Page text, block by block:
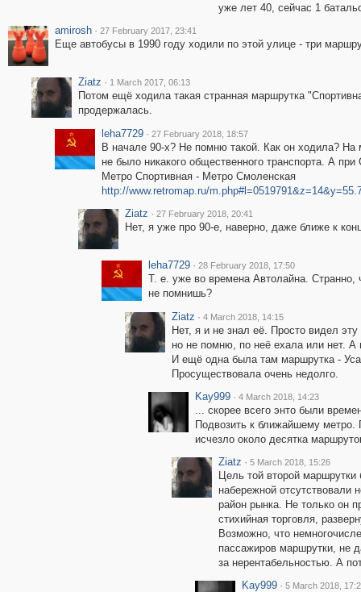
уже лет 40, сейчас 1
amirosh · 27 February 2017, 23:41
Еще автобусы в 1990 году ходили по этой улице - три
Ziatz · 1 March 2017, 06:13
Потом ещё ходила такая странная маршрутка
продержалась.
leha7729 · 27 February 2018, 18:57
В начале 90-х? Не помню такой. Как он ходила? На
не было никакого общественного транспорта. А
Метро Спортивная - Метро Смоленская
http://www.retromap.ru/
Ziatz · 27 February 2018, 20:41
Нет, я уже про 90-е, наверно, даже ближе к
leha7729 · 28 February 2018, 17:50
Т. е. уже во времена Автолайна.
не помнишь?
Ziatz · 4 March 2018, 14:15
Нет, я и не знал её. Просто видел
но не помню, по неё ехала или нет.
И ещё одна была там маршрутка -
Просуществовала очень недолго.
Kay999 · 4 March 2018, 14:23
... скорее всего энто были
Подвозить к ближайшему метро.
исчезло около десятка
Ziatz · 5 March 2018, 15:26
Цель той второй маршрутки
набережной отсутствовали
район рынка. Не только он
стихийная торговля,
Возможно, что
пассажиров маршрутки, не
за нерентабельностью. А
Kay999 · 5 March 2018,